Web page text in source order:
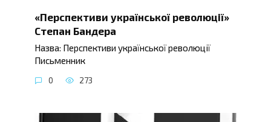
«Перспективи української революції»
Степан Бандера
Назва: Перспективи української революції
Письменник
0 273